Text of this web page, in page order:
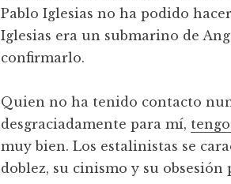
Pablo Iglesias no ha podido
Iglesias era un submarino de
confirmarlo.
Quien no ha tenido contacto
desgraciadamente para mí,
muy bien. Los estalinistas se
doblez, su cinismo y su obsesión